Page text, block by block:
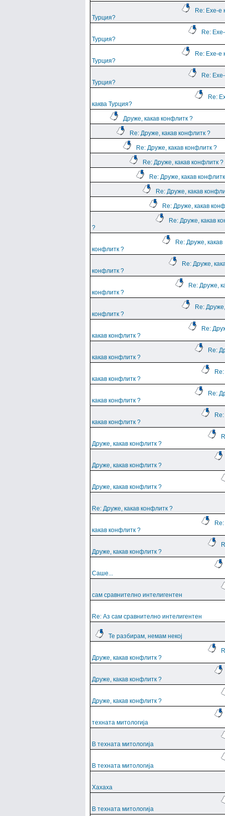
Re: Ехе-е
Турция?
Re:
Турция?
Re: Ехе-е
Турция?
Re:
Турция?
Re:
каква Турция?
Друже, какав конфлитк ?
Re: Друже, какав конфлитк ?
Re: Друже, какав конфлитк ?
Re: Друже, какав конфлитк ?
Re: Друже, какав
Re: Друже, какав
Re: Друже, какав
Re: Друже, какав
?
Re: Друже, какав
конфлитк ?
Re: Друже,
конфлитк ?
Re: Друже,
конфлитк ?
Re:
конфлитк ?
Re:
какав конфлитк ?
Re:
какав конфлитк ?
какав конфлитк ?
Re:
какав конфлитк ?
какав конфлитк ?
Друже, какав конфлитк ?
Друже, какав конфлитк ?
Друже, какав конфлитк ?
Re: Друже, какав конфлитк ?
какав конфлитк ?
Друже, какав конфлитк ?
Саше...
сам сравнително интелигентен
Re: Аз сам сравнително интелигентен
Те разбирам, немам некој
Друже, какав конфлитк ?
Друже, какав конфлитк ?
Друже, какав конфлитк ?
техната митологија
В техната митологија
В техната митологија
Хахаха
В техната митологија